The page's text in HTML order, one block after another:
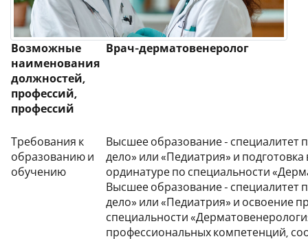
Возможные
наименования
должностей,
профессий,
профессий
Врач-дерматовенеролог
Требования к
образованию и
обучению
Высшее образование - специалитет
дело» или «Педиатрия» и подготовка
ординатуре по специальности
Высшее образование - специалитет
дело» или «Педиатрия» и освоение
специальности
профессиональных компетенций,